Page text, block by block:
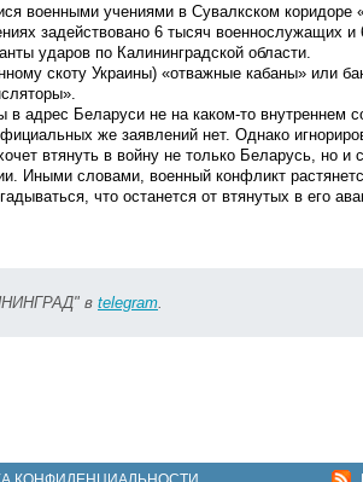
военными учениями в Сувалкском коридоре
задействовано 6 тысяч военнослужащих и
ударов по Калининградской области.
скоту Украины) «отважные кабаны» или
адрес Беларуси не на каком-то внутреннем
же заявлений нет. Однако
втянуть в войну не только Беларусь, но
Иными словами, военный конфликт
что останется от втянутых в его
в telegram